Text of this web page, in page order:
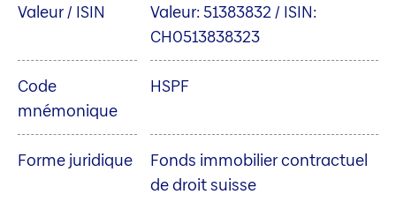
Valeur / ISIN
Valeur: 51383832 / ISIN:
CH0513838323
Code
mnémonique
HSPF
Forme juridique
Fonds immobilier contractuel
de droit suisse